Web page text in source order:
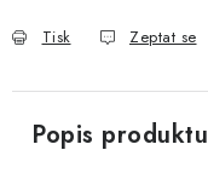
Tisk Zeptat se
Popis produktu